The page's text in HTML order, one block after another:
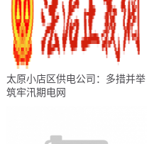
太原小店区供电公司：多措并举
筑牢汛期电网